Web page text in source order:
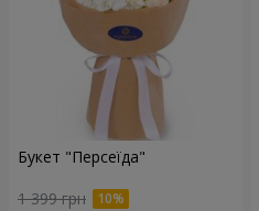
Букет "Персеїда"
1 399 грн